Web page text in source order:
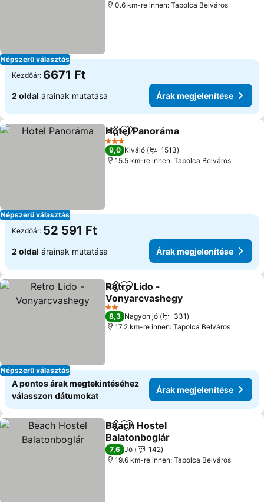
Népszerű választás
0.6 km-re innen: Tapolca Belváros
Kezdőár: 6671 Ft
2 oldal árainak mutatása Árak megjelenítése
Népszerű választás
Megosztás
Hozzáadás a kedvencekhez
Hotel Panoráma
3 Kategória
9,0 Kiváló
1513
15.5 km-re innen: Tapolca Belváros
Kezdőár: 52 591 Ft
2 oldal árainak mutatása Árak megjelenítése
Népszerű választás
Megosztás
Hozzáadás a kedvencekhez
Retro Lido -
Vonyarcvashegy
2 Kategória
8,3 Nagyon jó
331
17.2 km-re innen: Tapolca Belváros
A pontos árak megtekintéséhez
válasszon dátumokat
Árak megjelenítése
Megosztás
Hozzáadás a kedvencekhez
Beach Hostel
Balatonboglár
7,6 Jó
142
19.6 km-re innen: Tapolca Belváros